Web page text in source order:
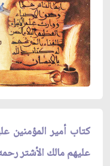
كتاب أمير المؤمنين
عليهم مالك الأشتر